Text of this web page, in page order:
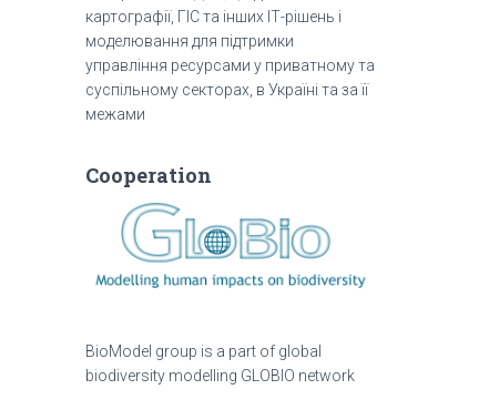
картографії, ГІС та інших ІТ-рішень і
моделювання для підтримки
управління ресурсами у приватному та
суспільному секторах, в Україні та за її
межами
Cooperation
BioModel group is a part of global
biodiversity modelling GLOBIO network